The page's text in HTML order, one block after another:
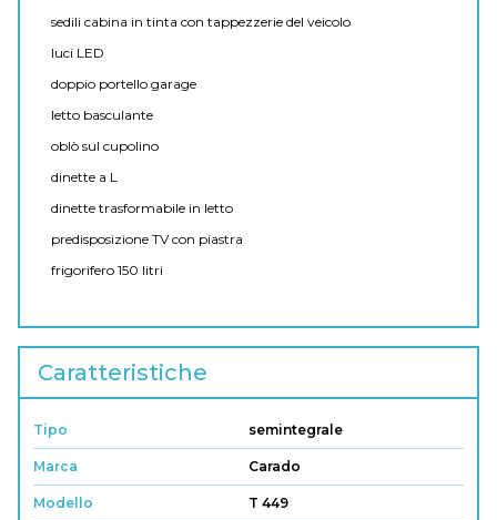
sedili cabina in tinta con tappezzerie del veicolo
luci LED
doppio portello garage
letto basculante
oblò sul cupolino
dinette a L
dinette trasformabile in letto
predisposizione TV con piastra
frigorifero 150 litri
Caratteristiche
Tipo semintegrale
Marca Carado
Modello T 449